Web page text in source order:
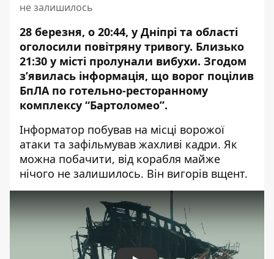
не залишилось
28 березня, о 20:44, у Дніпрі та області
оголосили повітряну тривогу. Близько
21:30 у місті пролунали вибухи. Згодом
з’явилась інформація, що ворог поцілив
БпЛА по готельно-ресторанному
комплексу “Бартоломео”.
Інформатор побував на місці ворожої
атаки та зафільмував жахливі кадри. Як
можна побачити, від корабля майже
нічого не залишилось. Він вигорів вщент.